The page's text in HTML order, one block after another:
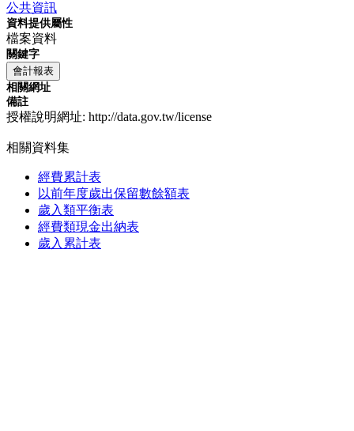
公共資訊
資料提供屬性
檔案資料
關鍵字
會計報表
相關網址
備註
授權說明網址: http://data.gov.tw/license
相關資料集
經費累計表
以前年度歲出保留數餘額表
歲入類平衡表
經費類現金出納表
歲入累計表